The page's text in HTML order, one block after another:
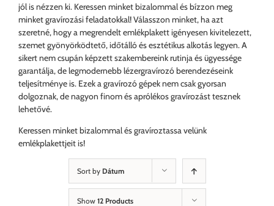
Sort by Dátum
Show 12 Products
jól is nézzen ki. Keressen minket bizalommal és bízzon meg
minket gravírozási feladatokkal! Válasszon minket, ha azt
szeretné, hogy a megrendelt emlékplakett igényesen kivitelezett,
szemet gyönyörködtető, időtálló és esztétikus alkotás legyen. A
sikert nem csupán képzett szakembereink rutinja és ügyessége
garantálja, de legmodernebb lézergravírozó berendezéseink
teljesítménye is. Ezek a gravírozó gépek nem csak gyorsan
dolgoznak, de nagyon finom és aprólékos gravírozást tesznek
lehetővé.
Keressen minket bizalommal és gravíroztassa velünk
emlékplakettjeit is!